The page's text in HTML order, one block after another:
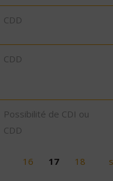
CDD
CDD
Possibilité de CDI ou
CDD
16 17 18